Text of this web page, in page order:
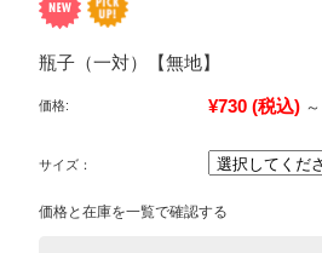
瓶子（一対）【無地】
価格: ¥730 (税込) ～
サイズ：
価格と在庫を一覧で確認する